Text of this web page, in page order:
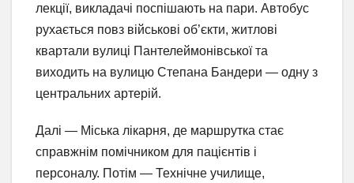
лекції, викладачі поспішають на пари. Автобус
рухається повз військові об’єкти, житлові
квартали вулиці Пантелеймонівської та
виходить на вулицю Степана Бандери — одну з
центральних артерій.
Далі — Міська лікарня, де маршрутка стає
справжнім помічником для пацієнтів і
персоналу. Потім — Технічне училище,